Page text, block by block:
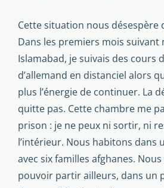
Cette situation nous désespère
Dans les premiers mois suivant
Islamabad, je suivais des cours
d’allemand en distanciel alors
plus l’énergie de conti­nuer. La
quitte pas. Cette chambre me
prison : je ne peux ni sortir, ni
l’intérieur. Nous habitons dans
avec six familles afghanes.
pouvoir partir ailleurs, dans un